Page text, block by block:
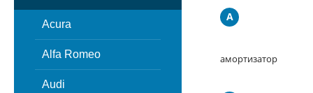
Acura
Alfa Romeo
Audi
А
амортизатор